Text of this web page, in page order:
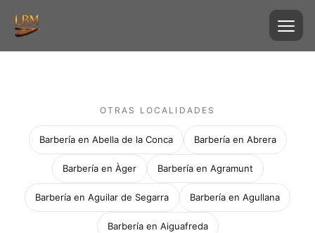
OTRAS LOCALIDADES
Barbería en Abella de la Conca Barbería en Abrera
Barbería en Àger Barbería en Agramunt
Barbería en Aguilar de Segarra Barbería en Agullana
Barbería en Aiguafreda